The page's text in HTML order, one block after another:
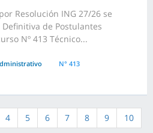
Resolución ING 27/26 se
de Postulantes
Nº 413 Técnico...
N° 413
4 5 6 7 8 9
10